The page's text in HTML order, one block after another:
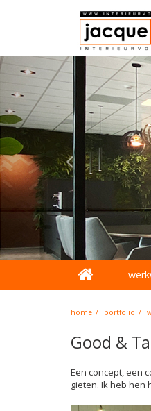
home portfolio
Good &
Een concept, een
gieten. Ik heb hen